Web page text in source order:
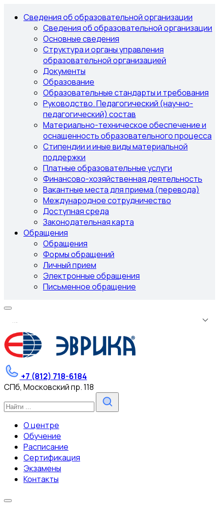
Сведения об образовательной организации
Сведения об образовательной организации
Основные сведения
Структура и органы управления
образовательной организацией
Документы
Образование
Образовательные стандарты и требования
Руководство. Педагогический (научно-
педагогический) состав
Материально-техническое обеспечение и
оснащенность образовательного процесса
Стипендии и иные виды материальной
поддержки
Платные образовательные услуги
Финансово-хозяйственная деятельность
Вакантные места для приема (перевода)
Международное сотрудничество
Доступная среда
Законодательная карта
Обращения
Обращения
Формы обращений
Личный прием
Электронные обращения
Письменное обращение
...
+7 (812) 718-6184
СПб, Московский пр. 118
О центре
Обучение
Расписание
Сертификация
Экзамены
Контакты